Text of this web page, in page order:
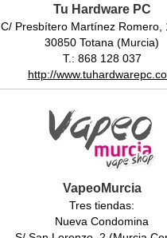
Tu Hardware PC
C/ Presbítero Martínez Romero,
30850 Totana (Murcia)
T.: 868 128 037
http://
VapeoMurcia
Tres tiendas:
Nueva Condomina